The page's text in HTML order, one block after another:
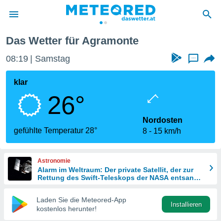
wurde
dass
sind.
diese
Das Wetter für Agramonte
08:19 Samstag ...
klar
26°
gefühlte Temperatur 28°
Nordosten
8
15 km/h
Astronomie
Alarm im Weltraum: Der private Satellit, der zur
Rettung des Swift-Teleskops der NASA entsandt
Laden Sie die Meteored-App
kostenlos herunter!
Installieren